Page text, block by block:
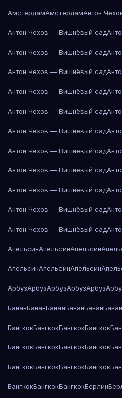
АмстердамАмстердамАнтон
Антон Чехов — Вишнёвый сад
Антон Чехов — Вишнёвый сад
Антон Чехов — Вишнёвый сад
Антон Чехов — Вишнёвый сад
Антон Чехов — Вишнёвый сад
Антон Чехов — Вишнёвый сад
Антон Чехов — Вишнёвый сад
Антон Чехов — Вишнёвый сад
Антон Чехов — Вишнёвый сад
Антон Чехов — Вишнёвый сад
Антон Чехов — Вишнёвый сад
АпельсинАпельсинАпельсин
АпельсинАпельсинАпельсин
АрбузАрбузАрбузАрбузАрбуз
БананБананБананБананБананБанан
БангкокБангкокБангкокБангкок
БангкокБангкокБангкокБангкок
БангкокБангкокБангкокБангкок
БангкокБангкокБангкокБерлин